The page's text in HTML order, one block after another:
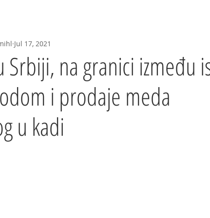
Srbiji, na granici između
i prodaje meda
u kadi
Jul 17, 2021